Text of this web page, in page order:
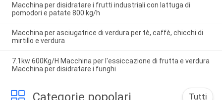
Macchina per disidratare i frutti industriali con lattuga di
pomodori e patate 800 kg/h
Macchina per asciugatrice di verdura per tè, caffè, chicchi di
mirtillo e verdura
7.1kw 600Kg/H Macchina per l'essiccazione di frutta e verdura
Macchina per disidratare i funghi
Categorie popolari Tutti